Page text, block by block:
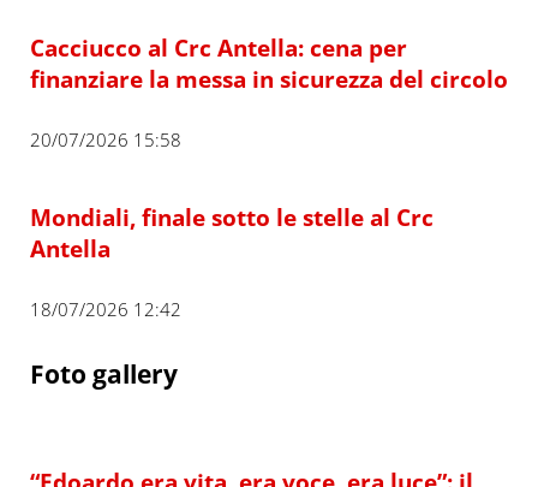
Cacciucco al Crc Antella: cena per
finanziare la messa in sicurezza del circolo
20/07/2026 15:58
Mondiali, finale sotto le stelle al Crc
Antella
18/07/2026 12:42
Foto gallery